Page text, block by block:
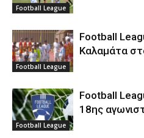
Football League
Football League
Football
Καλαμάτα
Football League
Football
18ης